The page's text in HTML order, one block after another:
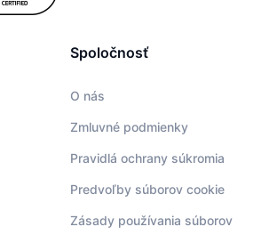
Spoločnosť
O nás
Zmluvné podmienky
Pravidlá ochrany súkromia
Predvoľby súborov cookie
Zásady používania súborov